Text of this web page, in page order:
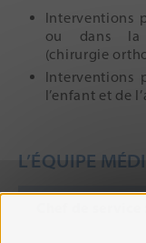
Interventions
ou dans la
(chirurgie
Interventions
l’enfant et de
L’ÉQUIPE